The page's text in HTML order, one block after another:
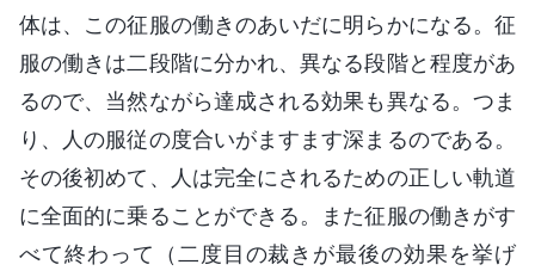
体は、この征服の働きのあいだに明らかになる。征
服の働きは二段階に分かれ、異なる段階と程度があ
るので、当然ながら達成される効果も異なる。つま
り、人の服従の度合いがますます深まるのである。
その後初めて、人は完全にされるための正しい軌道
に全面的に乗ることができる。また征服の働きがす
べて終わって（二度目の裁きが最後の効果を挙げ